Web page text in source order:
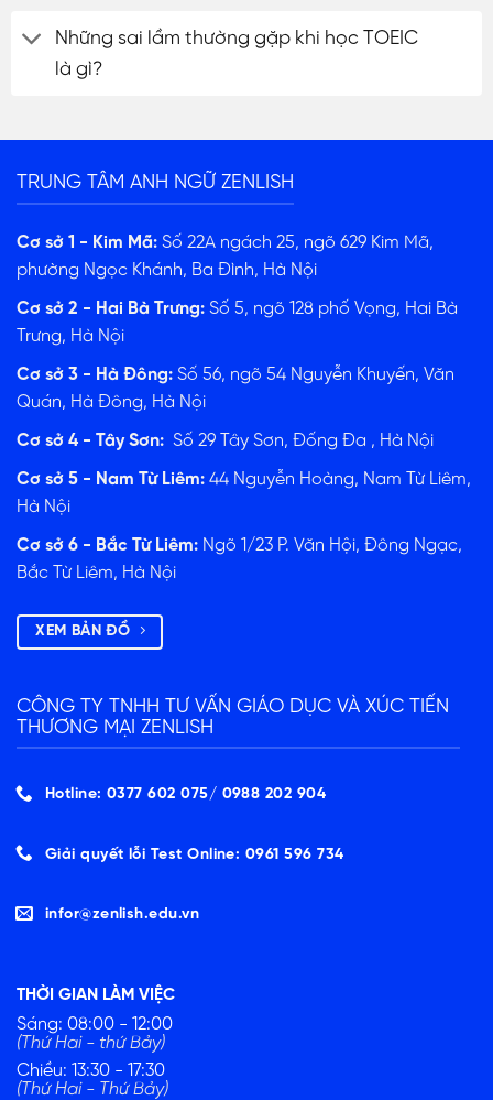
Những sai lầm thường gặp khi học TOEIC
là gì?
TRUNG TÂM ANH NGỮ ZENLISH
Cơ sở 1 - Kim Mã: Số 22A ngách 25, ngõ 629 Kim Mã,
phường Ngọc Khánh, Ba Đình, Hà Nội
Cơ sở 2 - Hai Bà Trưng: Số 5, ngõ 128 phố Vọng, Hai Bà
Trưng, Hà Nội
Cơ sở 3 - Hà Đông: Số 56, ngõ 54 Nguyễn Khuyến, Văn
Quán, Hà Đông, Hà Nội
Cơ sở 4 - Tây Sơn: Số 29 Tây Sơn, Đống Đa , Hà Nội
Cơ sở 5 - Nam Từ Liêm: 44 Nguyễn Hoàng, Nam Từ Liêm,
Hà Nội
Cơ sở 6 - Bắc Từ Liêm: Ngõ 1/23 P. Văn Hội, Đông Ngạc,
Bắc Từ Liêm, Hà Nội
XEM BẢN ĐỒ
CÔNG TY TNHH TƯ VẤN GIÁO DỤC VÀ XÚC TIẾN
THƯƠNG MẠI ZENLISH
Hotline: 0377 602 075/ ‭0988 202 904‬
Giải quyết lỗi Test Online: 0961 596 734
infor@zenlish.edu.vn
THỜI GIAN LÀM VIỆC
Sáng: 08:00 - 12:00
(Thứ Hai - thứ Bảy)
Chiều: 13:30 - 17:30
(Thứ Hai - Thứ Bảy)